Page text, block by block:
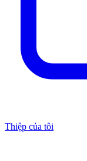
Thiệp của tôi